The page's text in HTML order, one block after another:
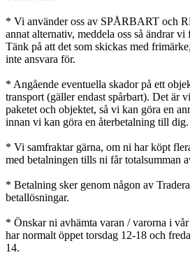
* Vi använder oss av SPÅRBART och
annat alternativ, meddela oss så ändrar
Tänk på att det som skickas med
inte ansvara för.
* Angående eventuella skador på ett
transport (gäller endast spårbart). Det är
paketet och objektet, så vi kan göra en
innan vi kan göra en återbetalning till dig.
* Vi samfraktar gärna, om ni har köpt
med betalningen tills ni får totalsumman
* Betalning sker genom någon av
betallösningar.
* Önskar ni avhämta varan / varorna i
har normalt öppet torsdag 12-18 och
14.